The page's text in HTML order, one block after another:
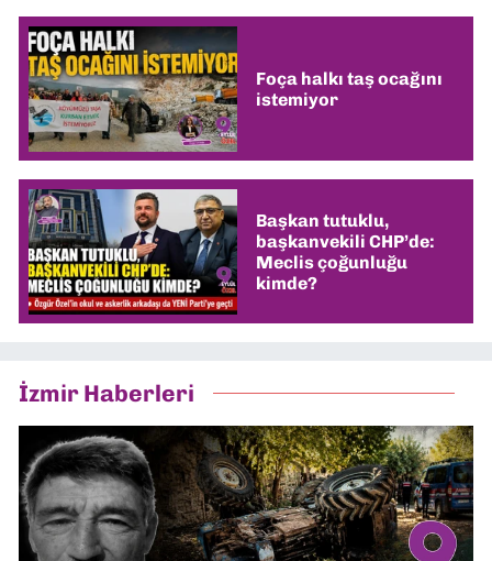
Foça halkı taş ocağını
istemiyor
Başkan tutuklu,
başkanvekili CHP’de:
Meclis çoğunluğu
kimde?
İzmir Haberleri